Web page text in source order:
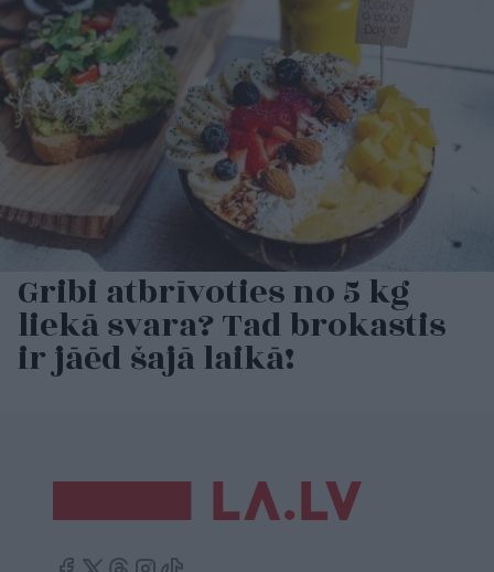
Gribi atbrīvoties no 5 kg
liekā svara? Tad brokastis
ir jāēd šajā laikā!